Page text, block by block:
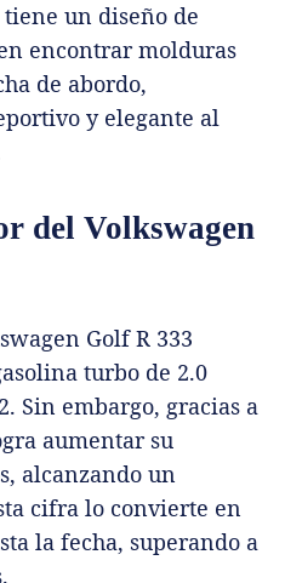
un diseño de
encontrar molduras
de abordo,
y elegante al
del Volkswagen
Golf R 333
turbo de 2.0
Sin embargo, gracias a
aumentar su
alcanzando un
cifra lo convierte en
la fecha, superando a